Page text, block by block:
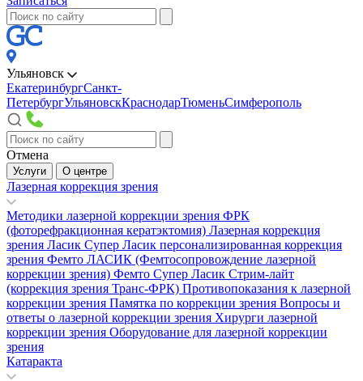
Ульяновск
ЕкатеринбургСанкт-
ПетербургУльяновскКраснодарТюменьСимферополь
Отмена
Услуги О центре
Лазерная коррекция зрения
Методики лазерной коррекции зрения ФРК
(фоторефракционная кератэктомия) Лазерная коррекция
зрения Ласик Супер Ласик персонализированная коррекция
зрения Фемто ЛАСИК (Фемтосопровождение лазерной
коррекции зрения) Фемто Супер Ласик Стрим-лайт
(коррекция зрения Транс-ФРК) Противопоказания к лазерной
коррекции зрения Памятка по коррекции зрения Вопросы и
ответы о лазерной коррекции зрения Хирурги лазерной
коррекции зрения Оборудование для лазерной коррекции
зрения
Катаракта